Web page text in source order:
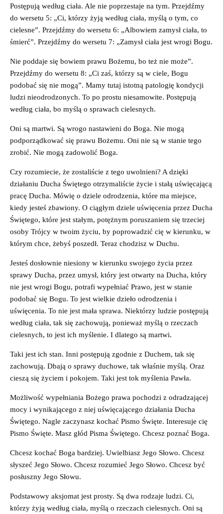
Postępują według ciała. Ale nie poprzestaje na tym. Przejdźmy
do wersetu 5: „Ci, którzy żyją według ciała, myślą o tym, co
cielesne”. Przejdźmy do wersetu 6: „Albowiem zamysł ciała, to
śmierć”. Przejdźmy do wersetu 7: „Zamysł ciała jest wrogi Bogu.
Nie poddaje się bowiem prawu Bożemu, bo też nie może”.
Przejdźmy do wersetu 8: „Ci zaś, którzy są w ciele, Bogu
podobać się nie mogą”. Mamy tutaj istotną patologię kondycji
ludzi nieodrodzonych. To po prostu niesamowite. Postępują
według ciała, bo myślą o sprawach cielesnych.
Oni są martwi. Są wrogo nastawieni do Boga. Nie mogą
podporządkować się prawu Bożemu. Oni nie są w stanie tego
zrobić. Nie mogą zadowolić Boga.
Czy rozumiecie, że zostaliście z tego uwolnieni? A dzięki
działaniu Ducha Świętego otrzymaliście życie i stałą uświęcającą
pracę Ducha. Mówię o dziele odrodzenia, które ma miejsce,
kiedy jesteś zbawiony. O ciągłym dziele uświęcenia przez Ducha
Świętego, które jest stałym, potężnym poruszaniem się trzeciej
osoby Trójcy w twoim życiu, by poprowadzić cię w kierunku, w
którym chce, żebyś poszedł. Teraz chodzisz w Duchu.
Jesteś dosłownie niesiony w kierunku swojego życia przez
sprawy Ducha, przez umysł, który jest otwarty na Ducha, który
nie jest wrogi Bogu, potrafi wypełniać Prawo, jest w stanie
podobać się Bogu. To jest wielkie dzieło odrodzenia i
uświęcenia. To nie jest mała sprawa. Niektórzy ludzie postępują
według ciała, tak się zachowują, ponieważ myślą o rzeczach
cielesnych, to jest ich myślenie. I dlatego są martwi.
Taki jest ich stan. Inni postępują zgodnie z Duchem, tak się
zachowują. Dbają o sprawy duchowe, tak właśnie myślą. Oraz
cieszą się życiem i pokojem. Taki jest tok myślenia Pawła.
Możliwość wypełniania Bożego prawa pochodzi z odradzającej
mocy i wynikającego z niej uświęcającego działania Ducha
Świętego. Nagle zaczynasz kochać Pismo Święte. Interesuje cię
Pismo Święte. Masz głód Pisma Świętego. Chcesz poznać Boga.
Chcesz kochać Boga bardziej. Uwielbiasz Jego Słowo. Chcesz
słyszeć Jego Słowo. Chcesz rozumieć Jego Słowo. Chcesz być
posłuszny Jego Słowu.
Podstawowy aksjomat jest prosty. Są dwa rodzaje ludzi. Ci,
którzy żyją według ciała, myślą o rzeczach cielesnych. Oni są